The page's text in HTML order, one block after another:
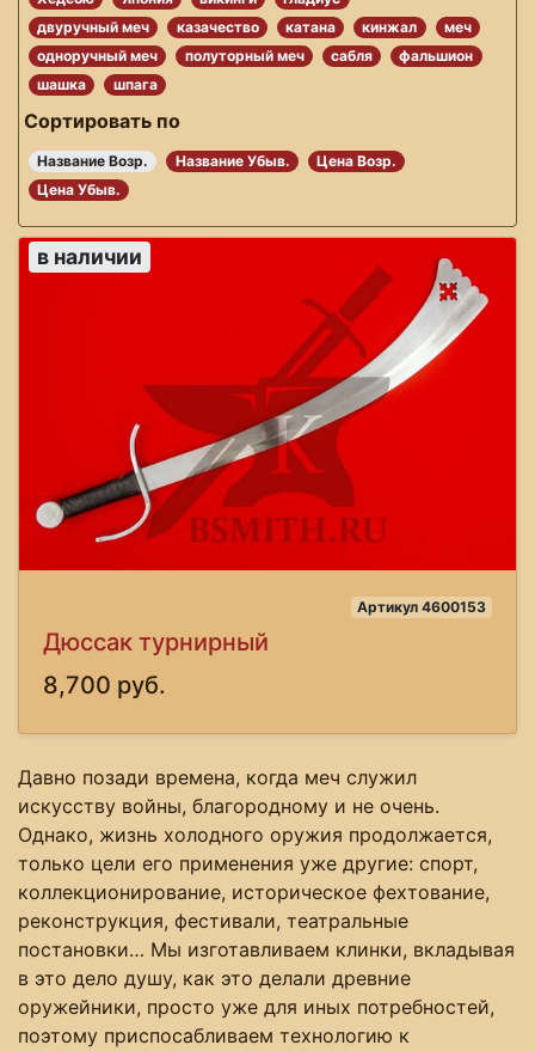
двуручный меч
казачество катана кинжал
меч
одноручный меч
полуторный меч сабля
фальшион
шашка
шпага
Сортировать по
Название Возр. Название Убыв.
Цена Возр.
Цена Убыв.
в наличии
Артикул 4600153
Дюссак турнирный
8,700 руб.
Давно позади времена, когда меч служил
искусству войны, благородному и не очень.
Однако, жизнь холодного оружия продолжается,
только цели его применения уже другие: спорт,
коллекционирование, историческое фехтование,
реконструкция, фестивали, театральные
постановки… Мы изготавливаем клинки, вкладывая
в это дело душу, как это делали древние
оружейники, просто уже для иных потребностей,
поэтому приспосабливаем технологию к